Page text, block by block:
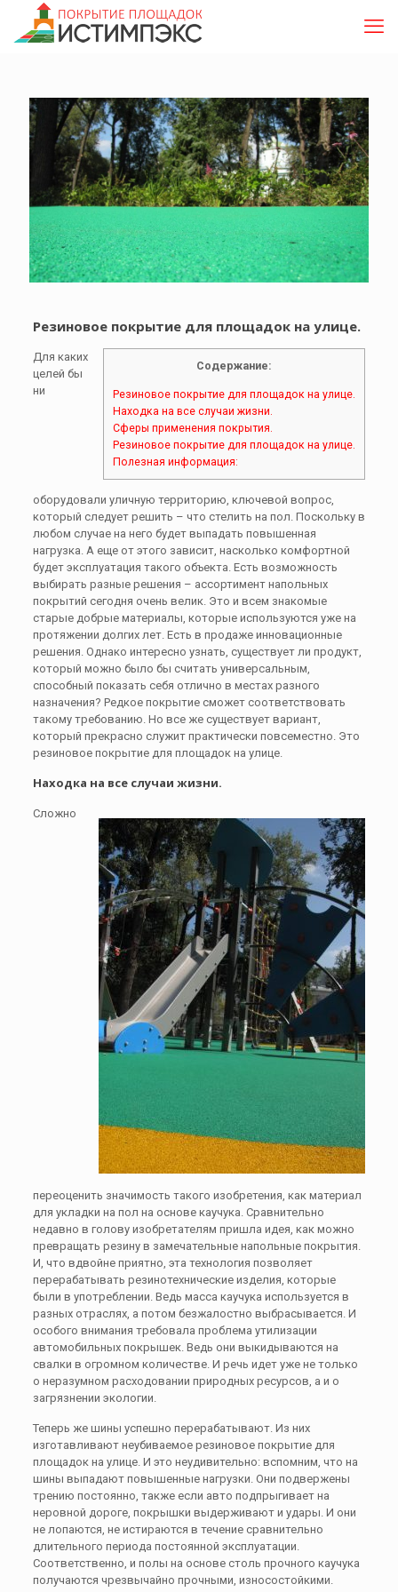
Резиновое покрытие для площадок на улице.
Содержание:
Резиновое покрытие для площадок на улице.
Находка на все случаи жизни.
Сферы применения покрытия.
Резиновое покрытие для площадок на улице.
Полезная информация:
Для каких
целей бы
ни
оборудовали уличную территорию, ключевой вопрос,
который следует решить – что стелить на пол. Поскольку в
любом случае на него будет выпадать повышенная
нагрузка. А еще от этого зависит, насколько комфортной
будет эксплуатация такого объекта. Есть возможность
выбирать разные решения – ассортимент напольных
покрытий сегодня очень велик. Это и всем знакомые
старые добрые материалы, которые используются уже на
протяжении долгих лет. Есть в продаже инновационные
решения. Однако интересно узнать, существует ли продукт,
который можно было бы считать универсальным,
способный показать себя отлично в местах разного
назначения? Редкое покрытие сможет соответствовать
такому требованию. Но все же существует вариант,
который прекрасно служит практически повсеместно. Это
резиновое покрытие для площадок на улице.
Находка на все случаи жизни.
Сложно
переоценить значимость такого изобретения, как материал
для укладки на пол на основе каучука. Сравнительно
недавно в голову изобретателям пришла идея, как можно
превращать резину в замечательные напольные покрытия.
И, что вдвойне приятно, эта технология позволяет
перерабатывать резинотехнические изделия, которые
были в употреблении. Ведь масса каучука используется в
разных отраслях, а потом безжалостно выбрасывается. И
особого внимания требовала проблема утилизации
автомобильных покрышек. Ведь они выкидываются на
свалки в огромном количестве. И речь идет уже не только
о неразумном расходовании природных ресурсов, а и о
загрязнении экологии.
Теперь же шины успешно перерабатывают. Из них
изготавливают неубиваемое резиновое покрытие для
площадок на улице. И это неудивительно: вспомним, что на
шины выпадают повышенные нагрузки. Они подвержены
трению постоянно, также если авто подпрыгивает на
неровной дороге, покрышки выдерживают и удары. И они
не лопаются, не истираются в течение сравнительно
длительного периода постоянной эксплуатации.
Соответственно, и полы на основе столь прочного каучука
получаются чрезвычайно прочными, износостойкими.